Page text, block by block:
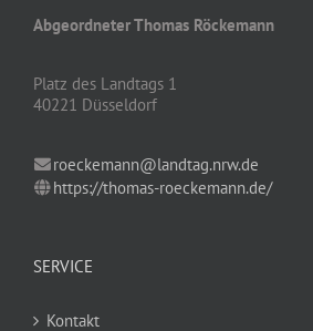
Abgeordneter Thomas Röckemann
Platz des Landtags 1
40221 Düsseldorf
roeckemann@landtag.nrw.de
https://thomas-roeckemann.de/
SERVICE
Kontakt